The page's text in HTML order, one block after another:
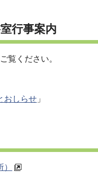
行事案内
覧ください。
おしらせ 」